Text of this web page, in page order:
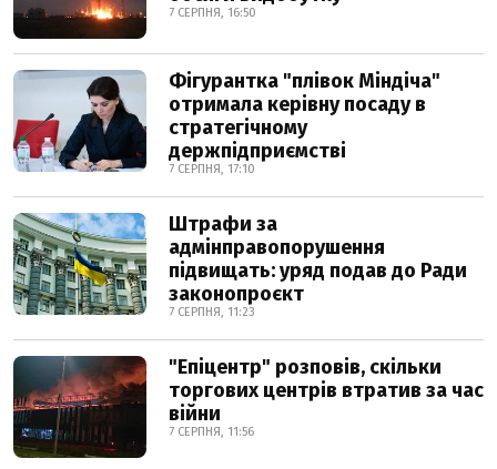
7 СЕРПНЯ, 16:50
Фігурантка "плівок Міндіча"
отримала керівну посаду в
стратегічному
держпідприємстві
7 СЕРПНЯ, 17:10
Штрафи за
адмінправопорушення
підвищать: уряд подав до Ради
законопроєкт
7 СЕРПНЯ, 11:23
"Епіцентр" розповів, скільки
торгових центрів втратив за час
війни
7 СЕРПНЯ, 11:56